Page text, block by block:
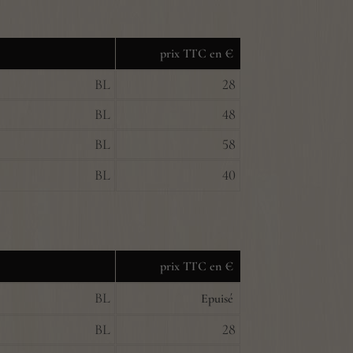
prix TTC en €
BL
28
BL
48
BL
58
BL
40
prix TTC en €
BL Epuisé
BL 28